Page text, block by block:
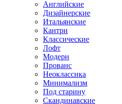
Английские
Дизайнерские
Итальянские
Кантри
Классические
Лофт
Модерн
Прованс
Неоклассика
Минимализм
Под старину
Скандинавские